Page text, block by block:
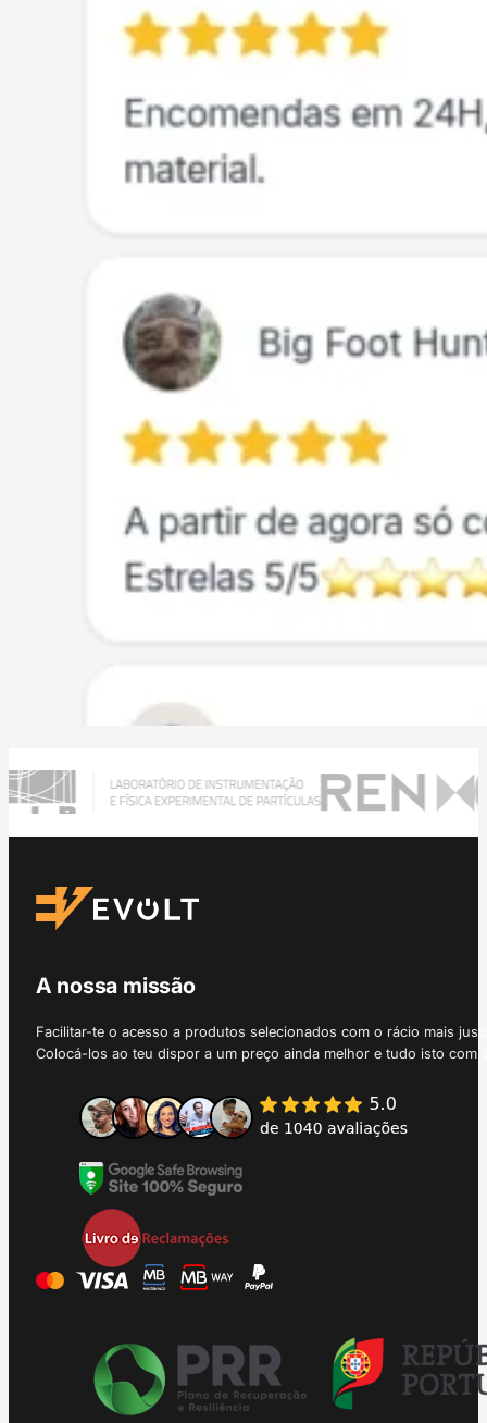
A nossa missão
Facilitar-te o acesso a produtos selecionados com o rácio mais
Colocá-los ao teu dispor a um preço ainda melhor e tudo isto